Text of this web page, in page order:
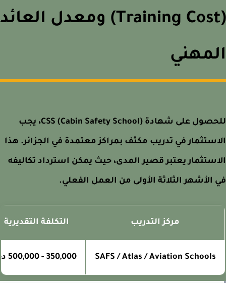
(Training Cost) ومعدل العائد
للحصول على شهادة CSS (Cabin Safety School)، يجب
في تدريب مكثف بمراكز معتمدة في الجزائر. هذا
يعتبر قصير المدى، حيث يمكن استرداد تكاليفه
الأشهر الثلاثة الأولى من العمل الفعلي.
مركز التدريب التكلفة التقديرية
SAFS / Atlas / Aviation Schools 350,000 - 500,000 دج